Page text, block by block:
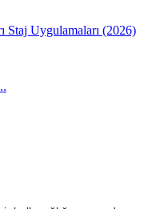
Staj Uygulamaları (2026)